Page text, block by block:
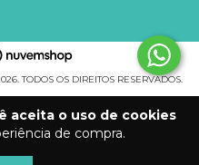
aceita o uso de cookies
de compra.
TODOS OS DIREITOS RESERVADOS.